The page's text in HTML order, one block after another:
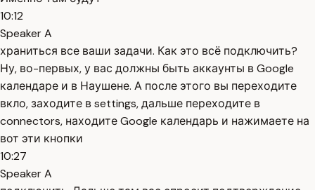
10:12
Speaker A
храниться все ваши задачи. Как это всё подключить?
Ну, во-первых, у вас должны быть аккаунты в Google
календаре и в Наушене. А после этого вы переходите
вкло, заходите в settings, дальше переходите в
connectors, находите Google календарь и нажимаете на
вот эти кнопки
10:27
Speaker A